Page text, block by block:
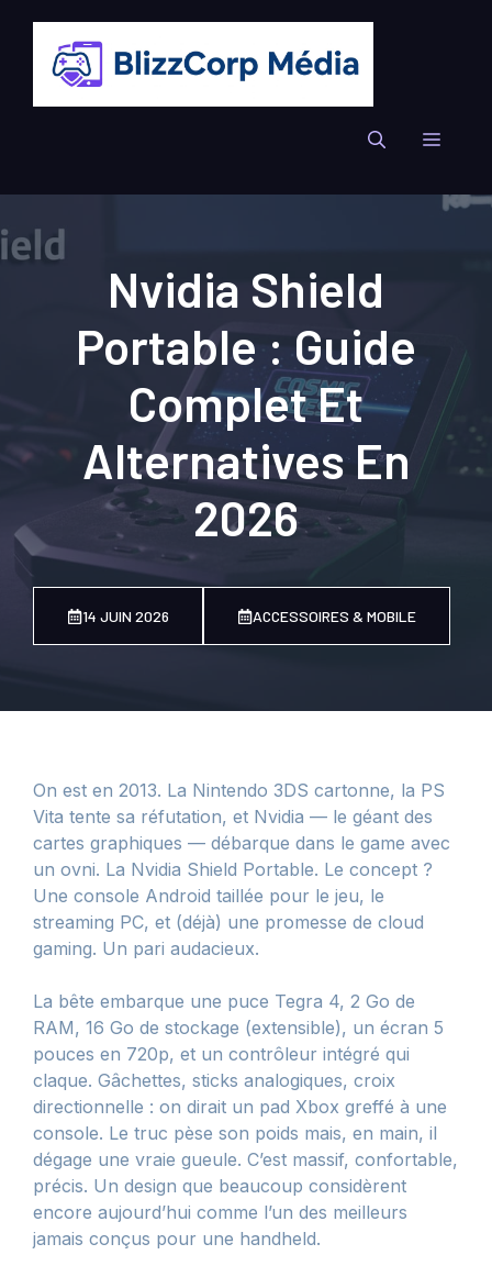
contenu
Menu
Nvidia Shield
Portable : Guide
Complet Et
Alternatives En
2026
14 JUIN 2026 ACCESSOIRES & MOBILE
On est en 2013. La Nintendo 3DS cartonne, la PS
Vita tente sa réfutation, et Nvidia — le géant des
cartes graphiques — débarque dans le game avec
un ovni. La Nvidia Shield Portable. Le concept ?
Une console Android taillée pour le jeu, le
streaming PC, et (déjà) une promesse de cloud
gaming. Un pari audacieux.
La bête embarque une puce Tegra 4, 2 Go de
RAM, 16 Go de stockage (extensible), un écran 5
pouces en 720p, et un contrôleur intégré qui
claque. Gâchettes, sticks analogiques, croix
directionnelle : on dirait un pad Xbox greffé à une
console. Le truc pèse son poids mais, en main, il
dégage une vraie gueule. C’est massif, confortable,
précis. Un design que beaucoup considèrent
encore aujourd’hui comme l’un des meilleurs
jamais conçus pour une handheld.